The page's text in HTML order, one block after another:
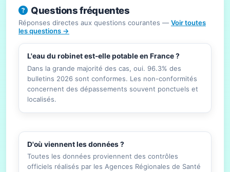
Questions fréquentes
Réponses directes aux questions courantes — Voir toutes
les questions →
L'eau du robinet est-elle potable en France ?
Dans la grande majorité des cas, oui. 96.3% des
bulletins 2026 sont conformes. Les non-conformités
concernent des dépassements souvent ponctuels et
localisés.
D'où viennent les données ?
Toutes les données proviennent des contrôles
officiels réalisés par les Agences Régionales de Santé